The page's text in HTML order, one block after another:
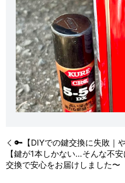
🔑【DIYでの鍵交換に失敗｜
【鍵が1本しかない…そんな不
交換で安心をお届けしました〜